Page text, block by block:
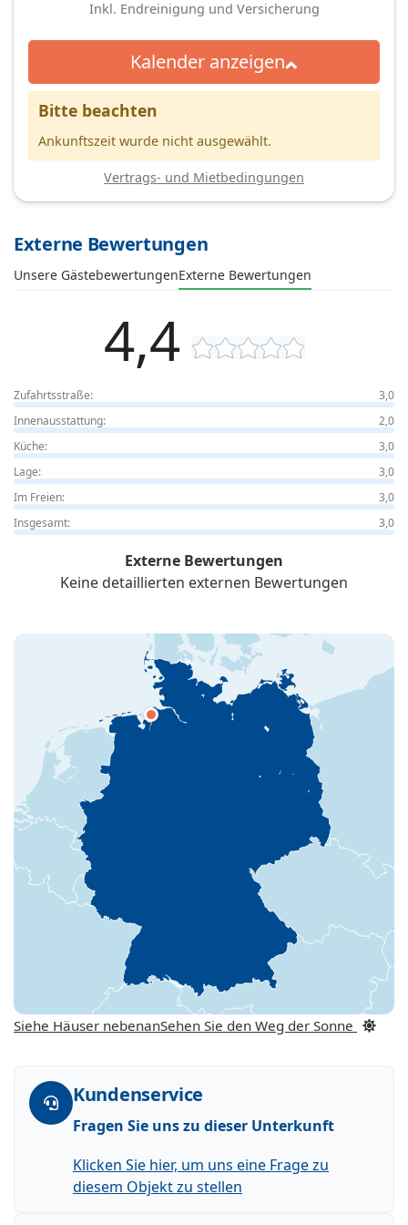
Inkl. Endreinigung und Versicherung
Kalender anzeigen
Bitte beachten
Ankunftszeit wurde nicht ausgewählt.
Vertrags- und Mietbedingungen
Externe Bewertungen
Unsere GästebewertungenExterne Bewertungen
4,4
Zufahrtsstraße:
3,0
Innenausstattung:
2,0
Küche:
3,0
Lage:
3,0
Im Freien:
3,0
Insgesamt:
3,0
Externe Bewertungen
Keine detaillierten externen Bewertungen
Siehe Häuser nebenanSehen Sie den Weg der Sonne
Kundenservice
Fragen Sie uns zu dieser Unterkunft
Klicken Sie hier, um uns eine Frage zu
diesem Objekt zu stellen